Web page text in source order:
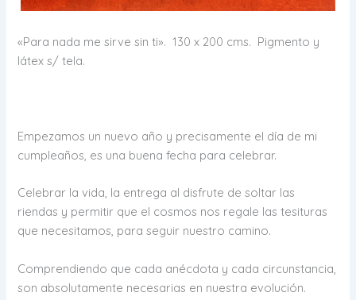
«Para nada me sirve sin ti». 130 x 200 cms. Pigmento y
látex s/ tela.
Empezamos un nuevo año y precisamente el día de mi
cumpleaños, es una buena fecha para celebrar.
Celebrar la vida, la entrega al disfrute de soltar las
riendas y permitir que el cosmos nos regale las tesituras
que necesitamos, para seguir nuestro camino.
Comprendiendo que cada anécdota y cada circunstancia,
son absolutamente necesarias en nuestra evolución.